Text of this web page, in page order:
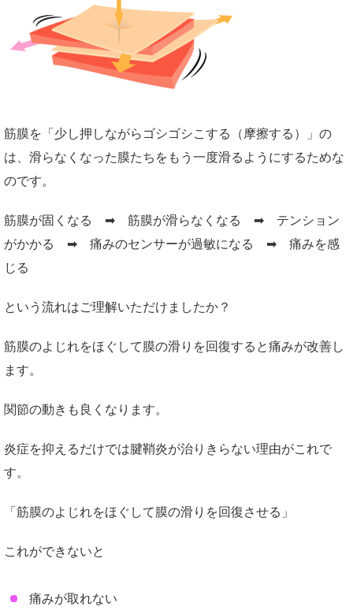
筋膜を「少し押しながらゴシゴシこする（摩擦する）」の
は、滑らなくなった膜たちをもう一度滑るようにするためな
のです。
筋膜が固くなる ➡ 筋膜が滑らなくなる ➡ テンション
がかかる ➡ 痛みのセンサーが過敏になる ➡ 痛みを感
じる
という流れはご理解いただけましたか？
筋膜のよじれをほぐして膜の滑りを回復すると痛みが改善し
ます。
関節の動きも良くなります。
炎症を抑えるだけでは腱鞘炎が治りきらない理由がこれで
す。
「筋膜のよじれをほぐして膜の滑りを回復させる」
これができないと
痛みが取れない